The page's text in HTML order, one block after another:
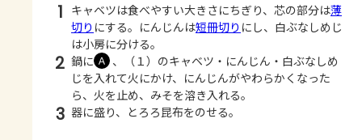
1 キャベツは食べやすい大きさにちぎり、芯の部分は薄
切り にする。にんじんは短冊切り にし、白ぶなしめじ
は小房に分ける。
2 鍋に Ａ 、（１）のキャベツ・にんじん・白ぶなしめ
じを入れて火にかけ、にんじんがやわらかくなった
ら、火を止め、みそを溶き入れる。
3 器に盛り、とろろ昆布をのせる。